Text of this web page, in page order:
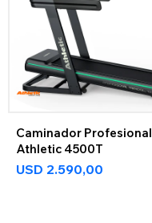
Caminador Profesional
Athletic 4500T
USD 2.590,00